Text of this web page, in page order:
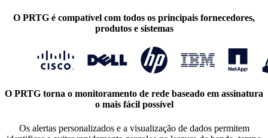
O PRTG é compatível com todos os principais fornecedores,
produtos e sistemas
O PRTG torna o monitoramento de rede baseado em assinatura
o mais fácil possível
Os alertas personalizados e a visualização de dados permitem